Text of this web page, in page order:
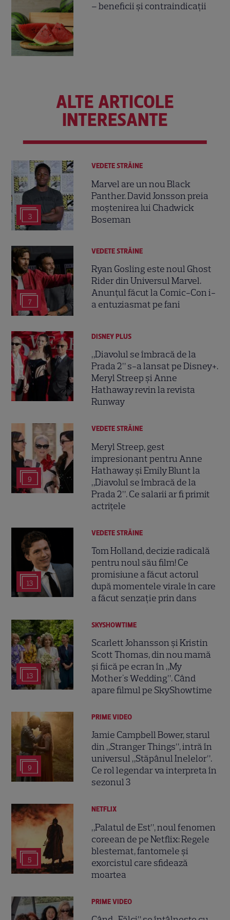
– beneficii și contraindicații
ALTE ARTICOLE
INTERESANTE
3
VEDETE STRĂINE
Marvel are un nou Black
Panther. David Jonsson preia
moștenirea lui Chadwick
Boseman
7
VEDETE STRĂINE
Ryan Gosling este noul Ghost
Rider din Universul Marvel.
Anunțul făcut la Comic-Con i-
a entuziasmat pe fani
DISNEY PLUS
„Diavolul se îmbracă de la
Prada 2” s-a lansat pe Disney+.
Meryl Streep și Anne
Hathaway revin la revista
Runway
9
VEDETE STRĂINE
Meryl Streep, gest
impresionant pentru Anne
Hathaway și Emily Blunt la
„Diavolul se îmbracă de la
Prada 2”. Ce salarii ar fi primit
actrițele
13
VEDETE STRĂINE
Tom Holland, decizie radicală
pentru noul său film! Ce
promisiune a făcut actorul
după momentele virale în care
a făcut senzație prin dans
13
SKYSHOWTIME
Scarlett Johansson și Kristin
Scott Thomas, din nou mamă
și fiică pe ecran în „My
Mother's Wedding”. Când
apare filmul pe SkyShowtime
9
PRIME VIDEO
Jamie Campbell Bower, starul
din „Stranger Things”, intră în
universul „Stăpânul Inelelor”.
Ce rol legendar va interpreta în
sezonul 3
5
NETFLIX
„Palatul de Est”, noul fenomen
coreean de pe Netflix: Regele
blestemat, fantomele și
exorcistul care sfidează
moartea
PRIME VIDEO